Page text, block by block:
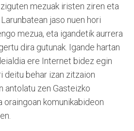
mezuak iristen ziren eta
jaso nuen hori
mezua, eta igandetik aurrera
dira gutunak. Igande hartan
ere Internet bidez egin
deitu behar izan zitzaion
antolatu zen Gasteizko
oraingoan komunikabideon